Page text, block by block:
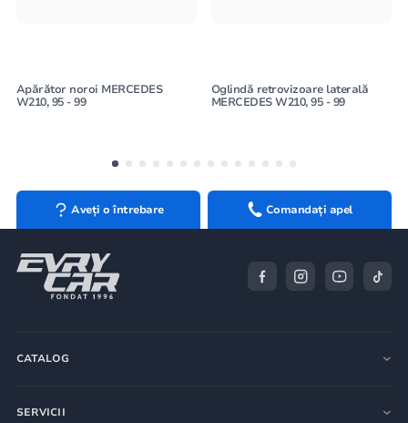
Apărător noroi MERCEDES
W210, 95 - 99
Oglindă retrovizoare laterală
MERCEDES W210, 95 - 99
Aveți o întrebare Comandați apel
CATALOG
SERVICII